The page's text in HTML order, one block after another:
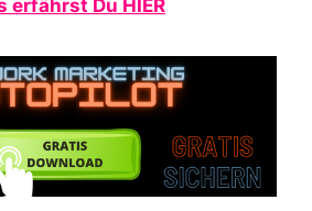
Du HIER